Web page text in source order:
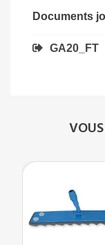
Documents
GA20_FT